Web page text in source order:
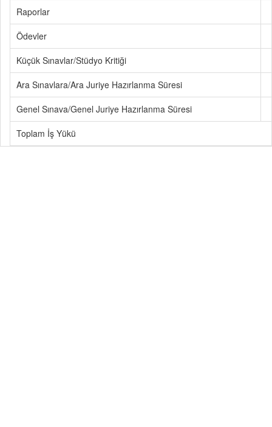
Raporlar
Ödevler
Küçük Sınavlar/Stüdyo Kritiği
Ara Sınavlara/Ara Juriye Hazırlanma Süresi
Genel Sınava/Genel Juriye Hazırlanma Süresi
Toplam İş Yükü